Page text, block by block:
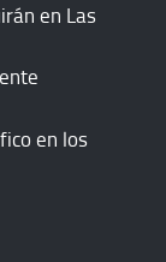
en Las
en los